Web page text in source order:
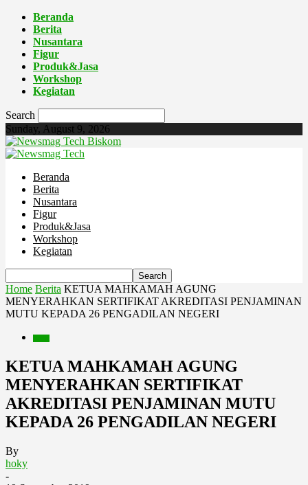
Beranda
Berita
Nusantara
Figur
Produk&Jasa
Workshop
Kegiatan
Search
Sunday, August 9, 2026
Biskom
Beranda
Berita
Nusantara
Figur
Produk&Jasa
Workshop
Kegiatan
Home Berita KETUA MAHKAMAH AGUNG
MENYERAHKAN SERTIFIKAT AKREDITASI PENJAMINAN
MUTU KEPADA 26 PENGADILAN NEGERI
KETUA MAHKAMAH AGUNG
MENYERAHKAN SERTIFIKAT
AKREDITASI PENJAMINAN MUTU
KEPADA 26 PENGADILAN NEGERI
By
hoky
-